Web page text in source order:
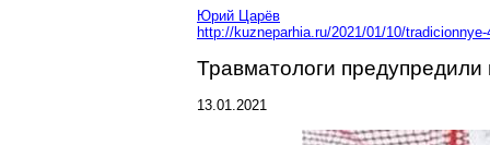
Юрий Царёв
http://kuzneparhia.ru/2021/01/10/
Травматологи предупредили
13.01.2021